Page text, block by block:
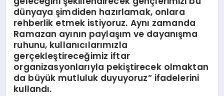
dünyaya şimdiden hazırlamak, onlara
rehberlik etmek istiyoruz. Aynı zamanda
Ramazan ayının paylaşım ve dayanışma
ruhunu, kullanıcılarımızla
gerçekleştireceğimiz iftar
organizasyonlarıyla pekiştirecek olmaktan
da büyük mutluluk duyuyoruz” ifadelerini
kullandı.